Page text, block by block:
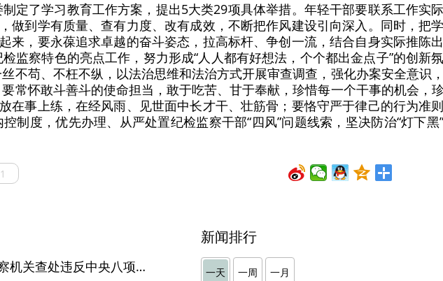
定了学习教育工作方案，提出5大类29项具体举措。年轻干部要联系工作实
做到学有质量、查有力度、改有成效，不断把作风建设引向深入。同时，把
来，要永葆追求卓越的奋斗姿态，拉高标杆、争创一流，结合自身实际推陈
监察特色的亮点工作，努力形成“人人都有好想法，个个都出金点子”的创新
不苟、不枉不纵，以法治思维和法治方式开展审查调查，强化办案安全意识
常怀敢斗善斗的使命担当，敢于吃苦、甘于奉献，珍惜每一个干事的机会，
在事上练，在经风雨、见世面中长才干、壮筋骨；要恪守严于律己的行为准
制度，优先办理、从严处置纪检监察干部“四风”问题线索，坚决防治“灯下黑
2025年一季度全省纪检监察机关查处违反中央八项规定精神问题3638起
新闻排行
一天 一周 一月